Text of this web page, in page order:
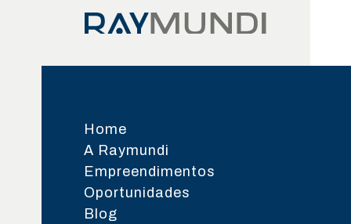
Home
A Raymundi
Empreendimentos
Oportunidades
Blog